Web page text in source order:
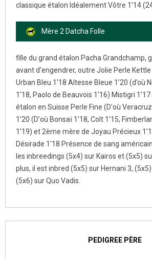
classique étalon Idéalement Vôtre 1’14
Mère 2 Datcha Folle
fille du grand étalon Pacha Grandchamp,
avant d’engendrer, outre Jolie Perle
Urban Bleu 1'18 Altesse Bleue 1’20 (d’où
1’18, Paolo de Beauvois 1’16) Mistigri
étalon en Suisse Perle Fine (D'où
1’20 (D'où Bonsaï 1'18, Colt 1'15,
1’19) et 2ème mère de Joyau Précieux
Désirade 1'18 Présence de sang
les inbreedings (5x4) sur Kairos et (5x5)
plus, il est inbred (5x5) sur Hernani 3,
(5x6) sur Quo Vadis.
PEDIGREE PÈRE